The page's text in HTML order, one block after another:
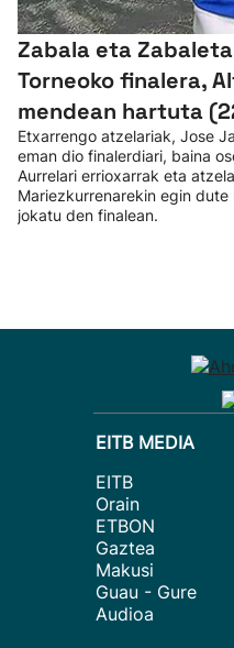
Zabala eta
Torneoko finalera,
mendean hartuta
Etxarrengo atzelariak, Jose
eman dio finalerdiari, baina
Aurrelari errioxarrak eta
Mariezkurrenarekin egin
jokatu den finalean.
EITB MEDIA
EITB
Orain
ETBON
Gaztea
Makusi
Guau - Gure
Audioa